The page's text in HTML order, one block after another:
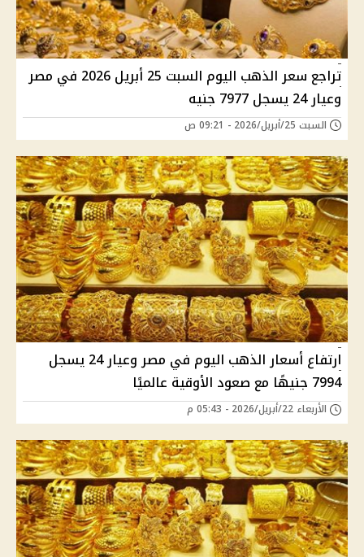
تراجع سعر الذهب اليوم السبت 25 أبريل 2026 في مصر
وعيار 24 يسجل 7977 جنيه
السبت 25/أبريل/2026 - 09:21 ص
ارتفاع أسعار الذهب اليوم في مصر وعيار 24 يسجل
7994 جنيهًا مع صعود الأوقية عالميًا
الأربعاء 22/أبريل/2026 - 05:43 م